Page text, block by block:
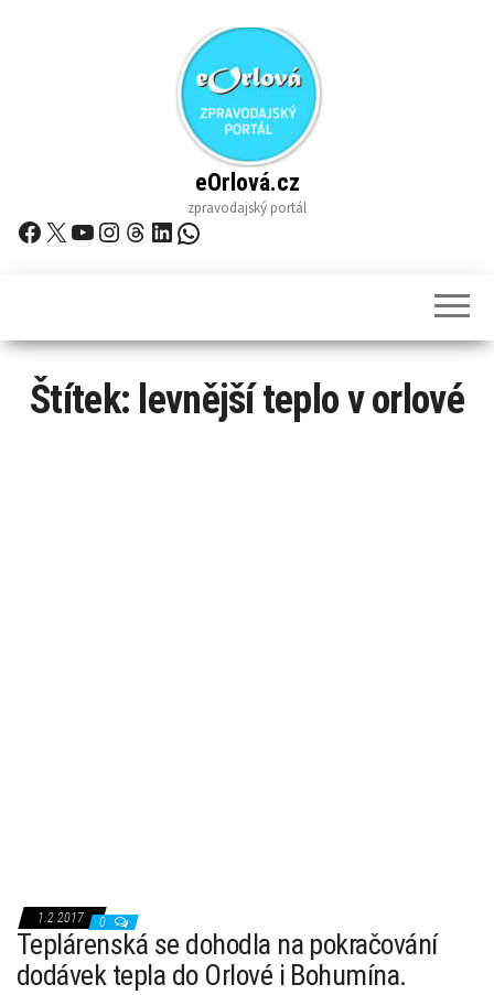
eOrlová.cz
zpravodajský portál
Facebook
X YouTube
Instagram
Threads
LinkedIn
WhatsApp
Štítek: levnější teplo v orlové
1.2.2017 0
Teplárenská se dohodla na pokračování
dodávek tepla do Orlové i Bohumína.